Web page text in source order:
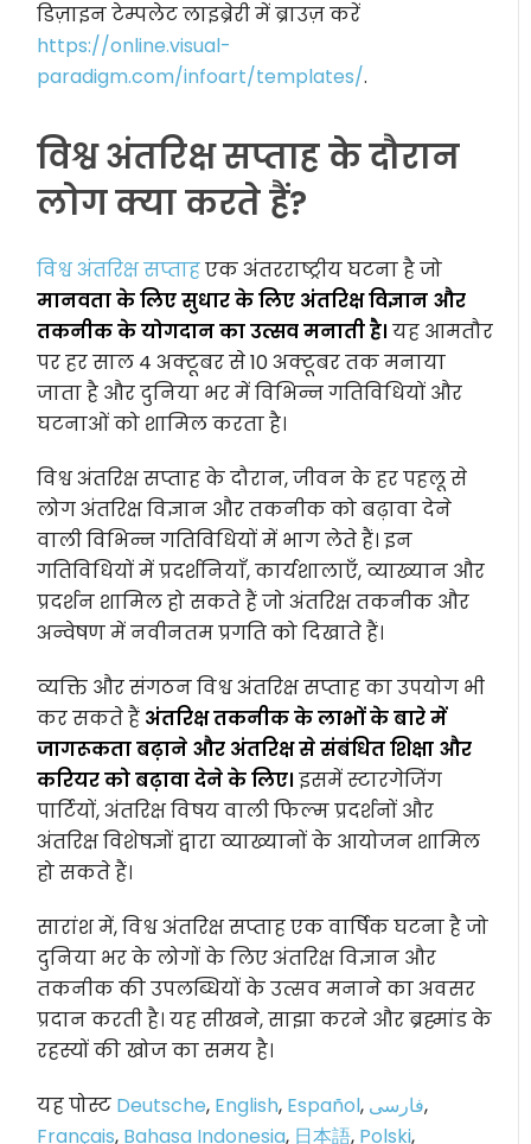
डिज़ाइन टेम्पलेट लाइब्रेरी में ब्राउज़ करें
https://online.visual-
paradigm.com/infoart/templates/.
विश्व अंतरिक्ष सप्ताह के दौरान
लोग क्या करते हैं?
विश्व अंतरिक्ष सप्ताहएक अंतरराष्ट्रीय घटना है जो
मानवता के लिए सुधार के लिए अंतरिक्ष विज्ञान और
तकनीक के योगदान का उत्सव मनाती है। यह आमतौर
पर हर साल 4 अक्टूबर से 10 अक्टूबर तक मनाया
जाता है और दुनिया भर में विभिन्न गतिविधियों और
घटनाओं को शामिल करता है।
विश्व अंतरिक्ष सप्ताह के दौरान, जीवन के हर पहलू से
लोग अंतरिक्ष विज्ञान और तकनीक को बढ़ावा देने
वाली विभिन्न गतिविधियों में भाग लेते हैं। इन
गतिविधियों में प्रदर्शनियाँ, कार्यशालाएँ, व्याख्यान और
प्रदर्शन शामिल हो सकते हैं जो अंतरिक्ष तकनीक और
अन्वेषण में नवीनतम प्रगति को दिखाते हैं।
व्यक्ति और संगठन विश्व अंतरिक्ष सप्ताह का उपयोग भी
कर सकते हैं अंतरिक्ष तकनीक के लाभों के बारे में
जागरूकता बढ़ाने और अंतरिक्ष से संबंधित शिक्षा और
करियर को बढ़ावा देने के लिए। इसमें स्टारगेजिंग
पार्टियों, अंतरिक्ष विषय वाली फिल्म प्रदर्शनों और
अंतरिक्ष विशेषज्ञों द्वारा व्याख्यानों के आयोजन शामिल
हो सकते हैं।
सारांश में, विश्व अंतरिक्ष सप्ताह एक वार्षिक घटना है जो
दुनिया भर के लोगों के लिए अंतरिक्ष विज्ञान और
तकनीक की उपलब्धियों के उत्सव मनाने का अवसर
प्रदान करती है। यह सीखने, साझा करने और ब्रह्मांड के
रहस्यों की खोज का समय है।
यह पोस्ट Deutsche, English, Español, فارسی,
Français, Bahasa Indonesia, 日本語, Polski,